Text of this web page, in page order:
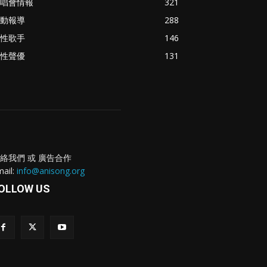
報導
288
歌手
146
聲優
131
我們 或 廣告合作
info@anisong.org
US